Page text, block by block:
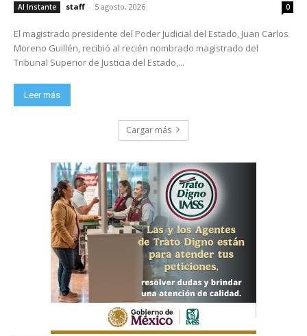
Al Instante staff - 5 agosto, 2026 0
El magistrado presidente del Poder Judicial del Estado, Juan Carlos
Moreno Guillén, recibió al recién nombrado magistrado del
Tribunal Superior de Justicia del Estado,...
Leer más
Cargar más